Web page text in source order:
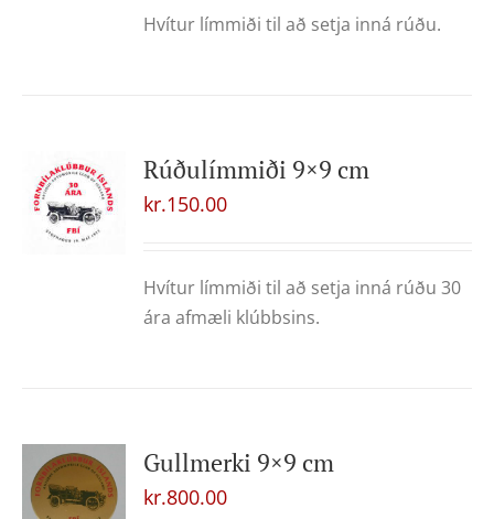
Hvítur límmiði til að setja inná rúðu.
Rúðulímmiði 9×9 cm
kr.150.00
Hvítur límmiði til að setja inná rúðu 30
ára afmæli klúbbsins.
Gullmerki 9×9 cm
kr.800.00